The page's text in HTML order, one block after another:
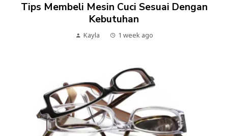
Tips Membeli Mesin Cuci Sesuai Dengan
Kebutuhan
Kayla 1 week ago